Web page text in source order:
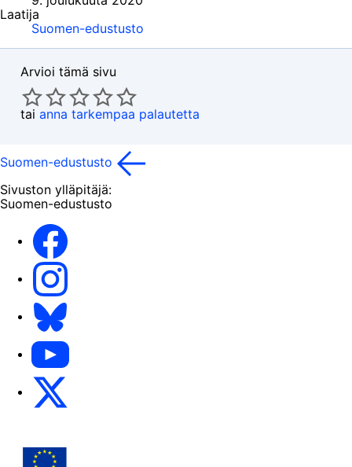
Laatija
Suomen-edustusto
Arvioi tämä sivu
tai anna tarkempaa palautetta
Suomen-edustusto
Sivuston ylläpitäjä:
Suomen-edustusto
YouTube